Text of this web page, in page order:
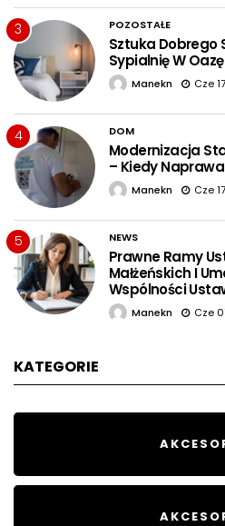
3 POZOSTAŁE
Sztuka Dobrego
Sypialnię W
Manekn Cze
4 DOM
Modernizacja
– Kiedy
Manekn Cze
5 NEWS
Prawne Ramy
Małżeńskich I
Wspólności
Manekn Cze
KATEGORIE